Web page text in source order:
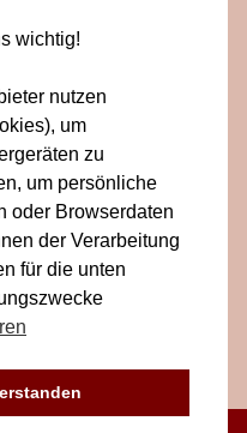
Himberg bei Wien
Lernen | Verein ZVR
wichtig!
nutzen
um
zu
um persönliche
oder Browserdaten
der Verarbeitung
für die unten